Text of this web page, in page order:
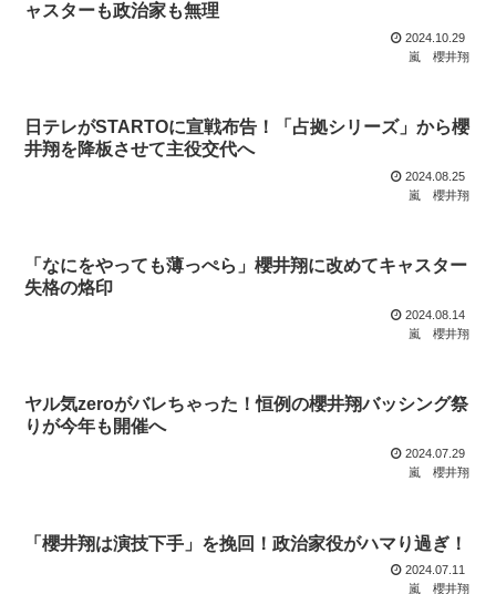
ャスターも政治家も無理
2024.10.29
嵐
櫻井翔
日テレがSTARTOに宣戦布告！「占拠シリーズ」から櫻
井翔を降板させて主役交代へ
2024.08.25
嵐
櫻井翔
「なにをやっても薄っぺら」櫻井翔に改めてキャスター
失格の烙印
2024.08.14
嵐
櫻井翔
ヤル気zeroがバレちゃった！恒例の櫻井翔バッシング祭
りが今年も開催へ
2024.07.29
嵐
櫻井翔
「櫻井翔は演技下手」を挽回！政治家役がハマり過ぎ！
2024.07.11
嵐
櫻井翔